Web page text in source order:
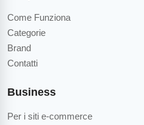
Come Funziona
Categorie
Brand
Contatti
Business
Per i siti e-commerce